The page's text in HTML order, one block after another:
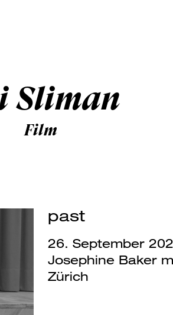
Sliman
Film
past
26. September
Josephine Baker
Zürich